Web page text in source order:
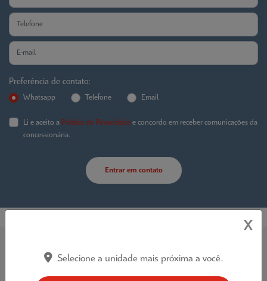
Preferência de contato:
Whatsapp Telefone Email
Li e aceito a Política de Privacidade e concordo em receber comunicações da
concessionária.
Entrar em contato
X
Selecione a unidade mais próxima a você.